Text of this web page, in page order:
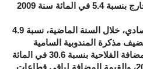
تحويلات المغاربة المقيمين بالخارج بنسبة 5.4 في المائة سنة 2009
من جانبه، بلغ معدل النمو الاقتصادي، خلال السنة الماضية، نسبة 4.9
مذكرة المندوبية السامية
للتخطيط، إلى ارتفاع القيمة المضافة الفلاحية بنسبة 30.6 في المائة
مقابل 16.3 في المائة خلال 2008، والقيمة المضافة لباقي قطاعات